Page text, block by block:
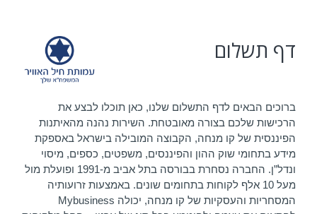
דף תשלום
ברוכים הבאים לדף התשלום שלנו, כאן תוכלו לבצע את
הרכישות שלכם בצורה מאובטחת. השירות נהנה מהאיתנות
הפיננסית של קו מנחה, הקבוצה המובילה בישראל באספקת
מידע בתחומי שוק ההון והפיננסים, משפטים, כספים, מיסוי
ונדל”ן. החברה נסחרת בבורסה בתל אביב מ-1991 ופועלת מול
מעל 10 אלף לקוחות בתחומים שונים. באמצעות זרועותיה
המסחריות והעסקיות של קו מנחה, יכולה Mybusiness